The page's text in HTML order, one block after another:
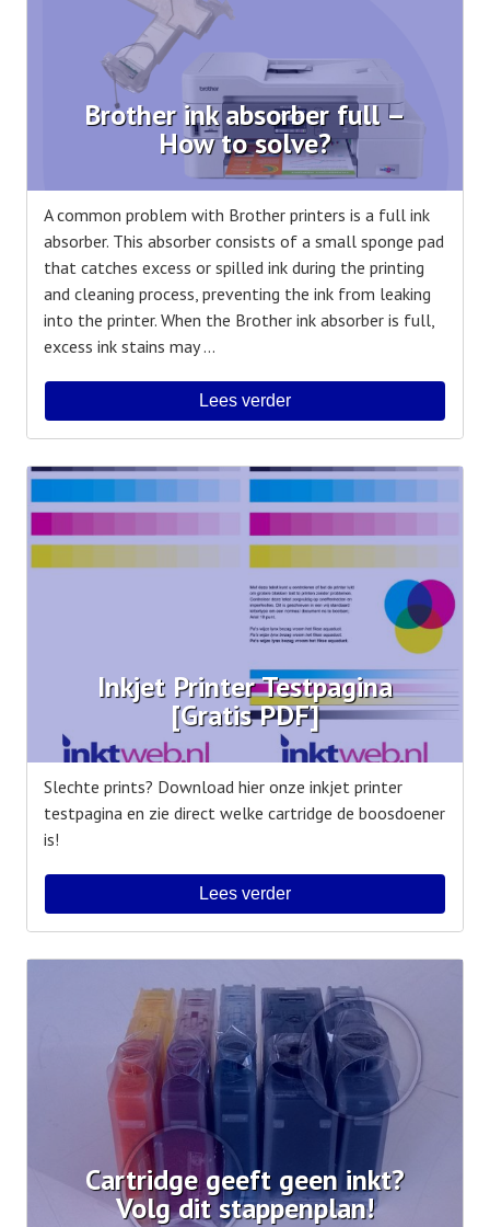
Brother ink absorber full –
How to solve?
A common problem with Brother printers is a full ink
absorber. This absorber consists of a small sponge pad
that catches excess or spilled ink during the printing
and cleaning process, preventing the ink from leaking
into the printer. When the Brother ink absorber is full,
excess ink stains may ...
Lees verder
Inkjet Printer Testpagina
[Gratis PDF]
Slechte prints? Download hier onze inkjet printer
testpagina en zie direct welke cartridge de boosdoener
is!
Lees verder
Cartridge geeft geen inkt?
Volg dit stappenplan!